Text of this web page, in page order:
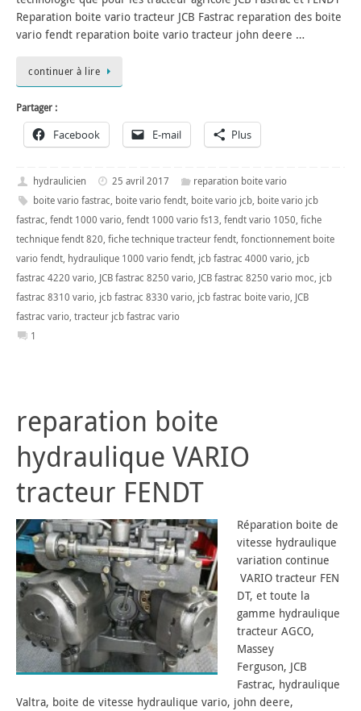
Reparation boite vario tracteur JCB Fastrac reparation des boite
vario fendt reparation boite vario tracteur john deere …
continuer à lire
Partager :
Facebook E-mail Plus
hydraulicien 25 avril 2017
reparation boite vario
boite vario fastrac, boite vario fendt, boite vario jcb, boite vario jcb
fastrac, fendt 1000 vario, fendt 1000 vario fs13, fendt vario 1050, fiche
technique fendt 820, fiche technique tracteur fendt, fonctionnement boite
vario fendt, hydraulique 1000 vario fendt, jcb fastrac 4000 vario, jcb
fastrac 4220 vario, JCB fastrac 8250 vario, JCB fastrac 8250 vario moc, jcb
fastrac 8310 vario, jcb fastrac 8330 vario, jcb fastrac boite vario, JCB
fastrac vario, tracteur jcb fastrac vario
1
reparation boite
hydraulique VARIO
tracteur FENDT
Réparation boite de
vitesse hydraulique
variation continue
VARIO tracteur FEN
DT, et toute la
gamme hydraulique
tracteur AGCO,
Massey
Ferguson, JCB
Fastrac, hydraulique
Valtra, boite de vitesse hydraulique vario, john deere,